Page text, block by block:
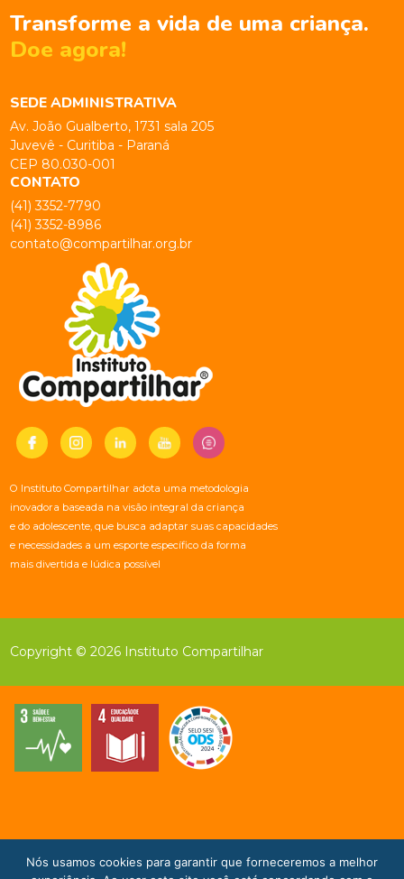
Transforme a vida de uma criança.
Doe agora!
SEDE ADMINISTRATIVA
Av. João Gualberto, 1731 sala 205
Juvevê - Curitiba - Paraná
CEP 80.030-001
CONTATO
(41) 3352-7790
(41) 3352-8986
contato@compartilhar.org.br
O Instituto Compartilhar adota uma metodologia
inovadora baseada na visão integral da criança
e do adolescente, que busca adaptar suas capacidades
e necessidades a um esporte específico da forma
mais divertida e lúdica possível
Copyright © 2026 Instituto Compartilhar
Nós usamos cookies para garantir que forneceremos a melhor